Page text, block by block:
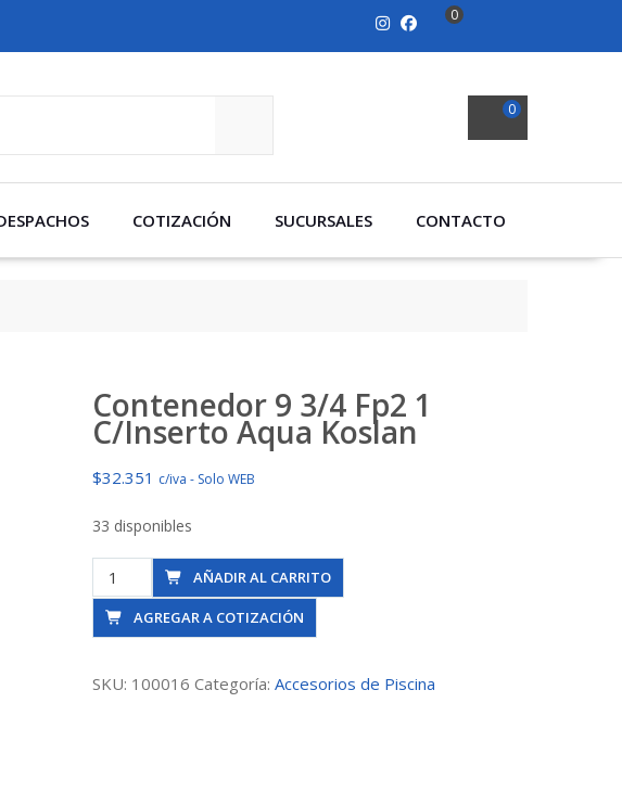
0
0
COTIZACIÓN SUCURSALES CONTACTO
Contenedor 9 3/4 Fp2 1
C/Inserto Aqua Koslan
$32.351 c/iva - Solo WEB
33 disponibles
Contenedor
9
3/4
1
AÑADIR AL CARRITO
AGREGAR A COTIZACIÓN
SKU: 100016 Categoría:Accesorios de Piscina